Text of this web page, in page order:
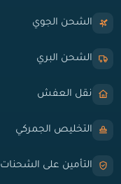
الشحن الجوي
الشحن البري
نقل العفش
التخليص الجمركي
التأمين على الشحنات